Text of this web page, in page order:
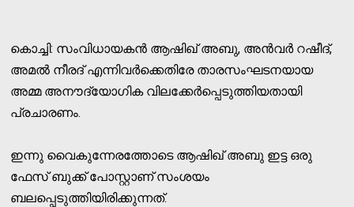
കൊച്ചി: സംവിധായകന്‍ ആഷിഖ് അബു, അന്‍വര്‍ റഷീദ്,
അമല്‍ നീരദ് എന്നിവര്‍ക്കെതിരേ താരസംഘടനയായ
അമ്മ അനൗദ്യോഗിക വിലക്കേര്‍പ്പെടുത്തിയതായി
പ്രചാരണം.
ഇന്നു വൈകുന്നേരത്തോടെ ആഷിഖ് അബു ഇട്ട ഒരു
ഫേസ് ബുക്ക് പോസ്റ്റാണ് സംശയം
ബലപ്പെടുത്തിയിരിക്കുന്നത്.